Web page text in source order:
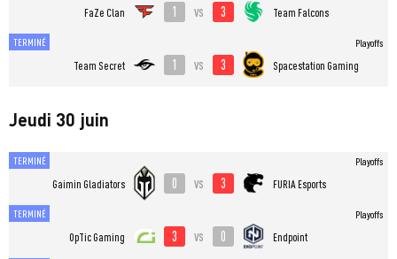
FaZe Clan 1 vs 3 Team Falcons
TERMINÉ
Team Secret 1 vs 3 Spacestation Gaming
Playoffs
Jeudi 30 juin
TERMINÉ
Gaimin Gladiators 0 vs 3 FURIA Esports
Playoffs
TERMINÉ
OpTic Gaming 3 vs 0 Endpoint
Playoffs